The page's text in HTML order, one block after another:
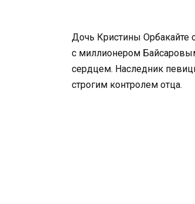
Дочь Кристины Орбакайте
с миллионером
сердцем. Наследник
строгим контролем отца.